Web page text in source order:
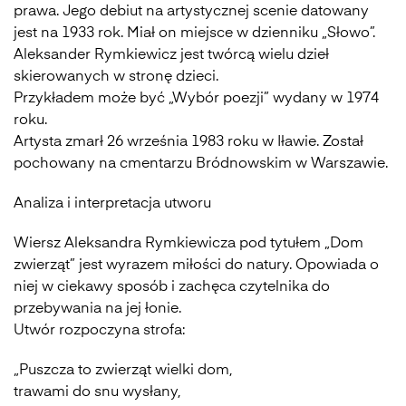
prawa. Jego debiut na artystycznej scenie datowany
jest na 1933 rok. Miał on miejsce w dzienniku „Słowo”.
Aleksander Rymkiewicz jest twórcą wielu dzieł
skierowanych w stronę dzieci.
Przykładem może być „Wybór poezji” wydany w 1974
roku.
Artysta zmarł 26 września 1983 roku w Iławie. Został
pochowany na cmentarzu Bródnowskim w Warszawie.
Analiza i interpretacja utworu
Wiersz Aleksandra Rymkiewicza pod tytułem „Dom
zwierząt” jest wyrazem miłości do natury. Opowiada o
niej w ciekawy sposób i zachęca czytelnika do
przebywania na jej łonie.
Utwór rozpoczyna strofa:
„Puszcza to zwierząt wielki dom,
trawami do snu wysłany,